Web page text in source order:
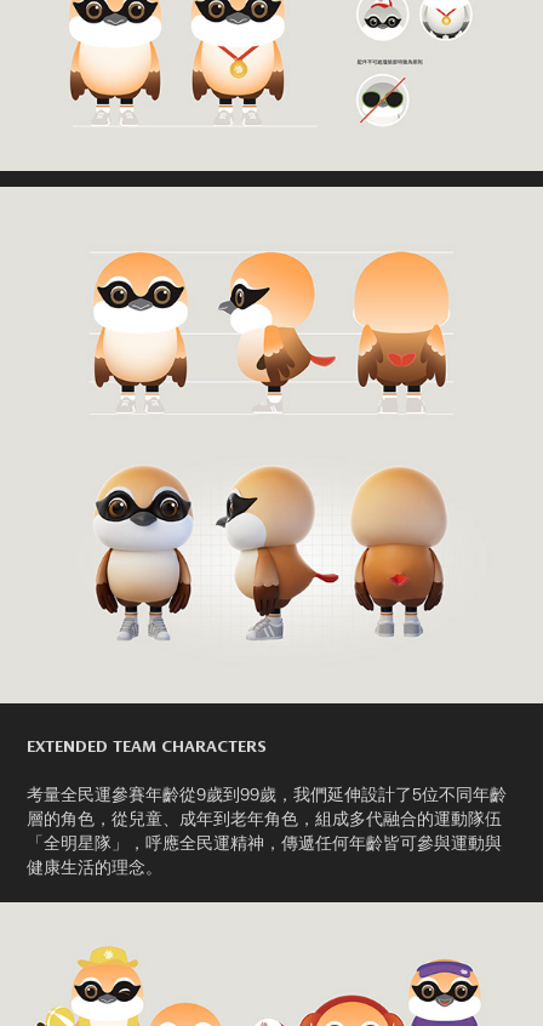
EXTENDED TEAM CHARACTERS
考量全民運參賽年齡從9歲到99歲，我們延伸設計了5位不同年齡
層的角色，從兒童、成年到老年角色，組成多代融合的運動隊伍
「全明星隊」，呼應全民運精神，傳遞任何年齡皆可參與運動與
健康生活的理念。